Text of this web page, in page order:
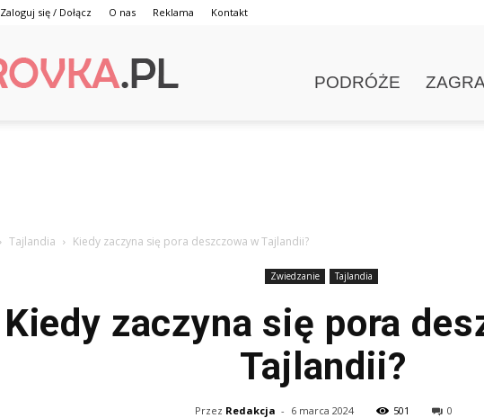
Zaloguj się / Dołącz O nas Reklama Kontakt
PODRÓŻE
Tajlandia Kiedy zaczyna się pora deszczowa w Tajlandii?
Zwiedzanie Tajlandia
Kiedy zaczyna się pora
Tajlandii?
Przez Redakcja - 6 marca 2024 501 0